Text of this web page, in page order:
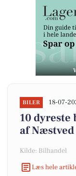
BILER 18-07-
10
af
Kilde: Bilhandel
Læs hele